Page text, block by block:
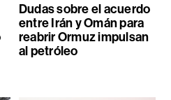
Dudas sobre el acuerdo
entre Irán y Omán para
reabrir Ormuz impulsan
al petróleo